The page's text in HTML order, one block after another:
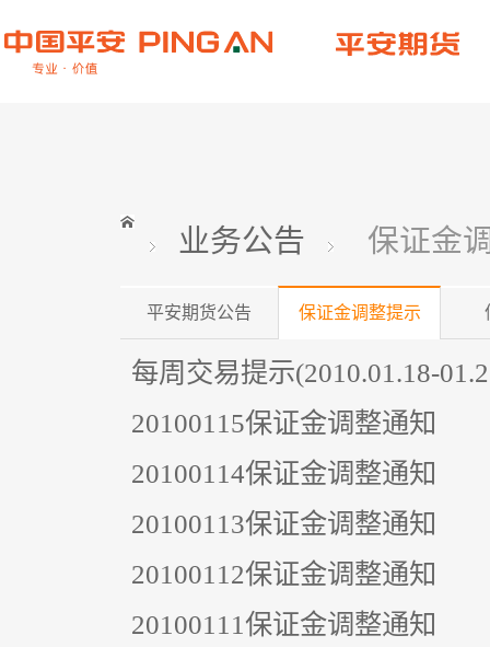
业务公告 保证金
平安期货公告 保证金调整提示
每周交易提示(2010.01.18-
20100115保证金调整通知
20100114保证金调整通知
20100113保证金调整通知
20100112保证金调整通知
20100111保证金调整通知